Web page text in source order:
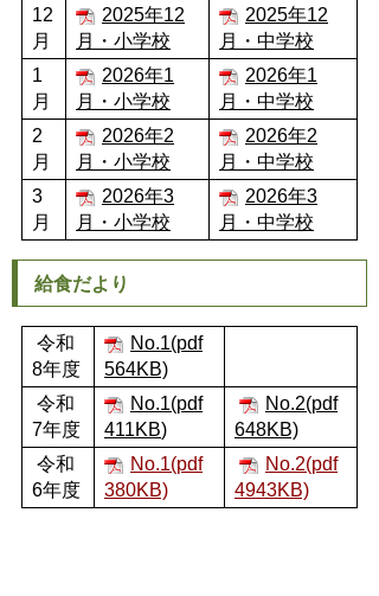
12
月
2025年12
月・小学校
2025年12
月・中学校
1
月
2026年1
月・小学校
2026年1
月・中学校
2
月
2026年2
月・小学校
2026年2
月・中学校
3
月
2026年3
月・小学校
2026年3
月・中学校
給食だより
令和
8年度
No.1(pdf
564KB)
令和
7年度
No.1(pdf
411KB)
No.2(pdf
648KB)
令和
6年度
No.1(pdf
380KB)
No.2(pdf
4943KB)